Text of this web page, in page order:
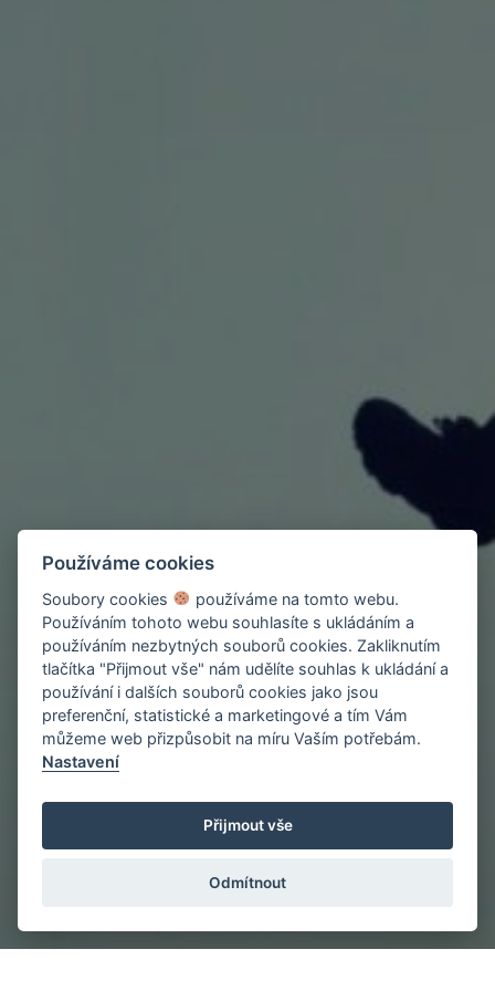
Používáme cookies
Soubory cookies
používáme na tomto webu.
Používáním tohoto webu souhlasíte s ukládáním a
používáním nezbytných souborů cookies. Zakliknutím
tlačítka "Přijmout vše" nám udělíte souhlas k ukládání a
používání i dalších souborů cookies jako jsou
preferenční, statistické a marketingové a tím Vám
můžeme web přizpůsobit na míru Vaším potřebám.
Nastavení
Přijmout vše
Odmítnout